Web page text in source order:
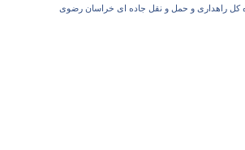
کل راهداری و حمل و نقل جاده ای خراسان رضوی